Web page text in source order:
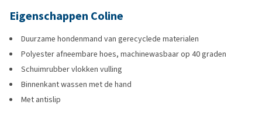
Eigenschappen Coline
Duurzame hondenmand van gerecyclede materialen
Polyester afneembare hoes, machinewasbaar op 40 graden
Schuimrubber vlokken vulling
Binnenkant wassen met de hand
Met antislip